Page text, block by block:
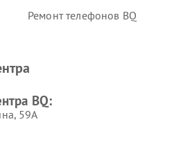
Ремонт телефонов BQ
BQ:
59А